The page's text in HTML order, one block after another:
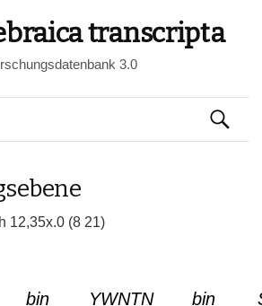
transcripta
3.0
Suchen
nach:
12,35x.0 (8 21)